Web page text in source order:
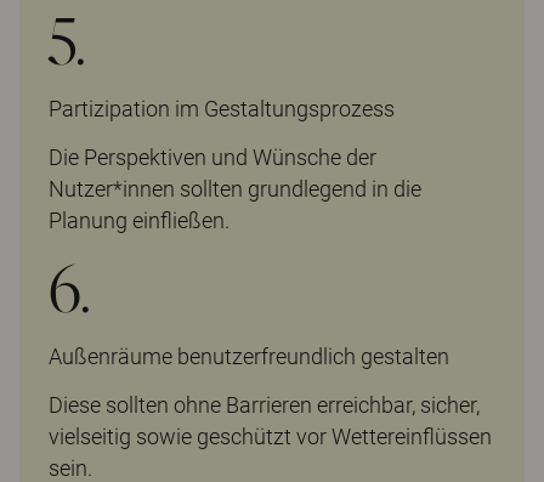
5.
Partizipation im Gestaltungsprozess
Die Perspektiven und Wünsche der
Nutzer*innen sollten grundlegend in die
Planung einfließen.
6.
Außenräume benutzerfreundlich gestalten
Diese sollten ohne Barrieren erreichbar, sicher,
vielseitig sowie geschützt vor Wettereinflüssen
sein.